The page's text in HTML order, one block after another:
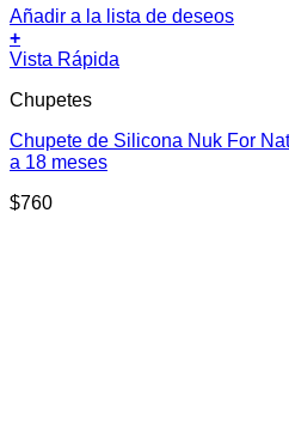
Añadir a la lista de deseos
+
Este
tiene
variantes.
Las
se
Vista Rápida
Chupetes
Chupete de Silicona Nuk For
a 18 meses
$760